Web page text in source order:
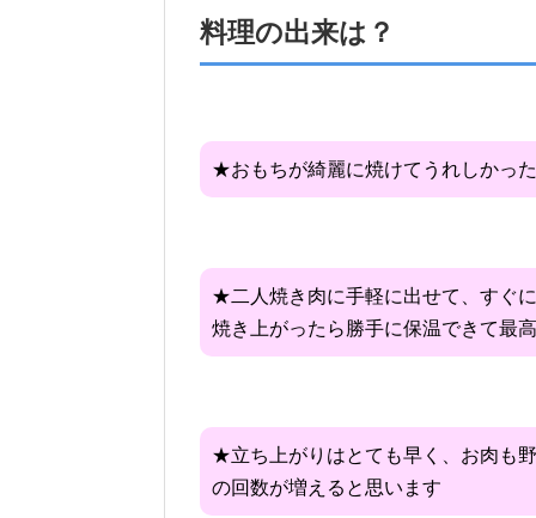
料理の出来は？
★おもちが綺麗に焼けてうれしかった
★二人焼き肉に手軽に出せて、すぐに
焼き上がったら勝手に保温できて最高
★立ち上がりはとても早く、お肉も
の回数が増えると思います